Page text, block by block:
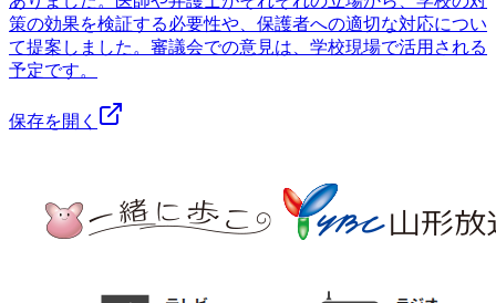
策の効果を検証する必要性や、保護者への適切な対応につい
て提案しました。審議会での意見は、学校現場で活用される
予定です。
保存を開く